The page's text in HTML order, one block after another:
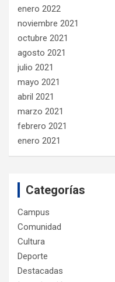
enero 2022
noviembre 2021
octubre 2021
agosto 2021
julio 2021
mayo 2021
abril 2021
marzo 2021
febrero 2021
enero 2021
Categorías
Campus
Comunidad
Cultura
Deporte
Destacadas